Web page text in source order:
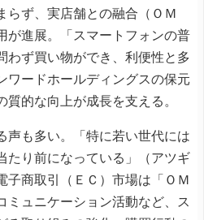
らず、実店舗との融合（ＯＭ
が進展。「スマートフォンの普
わず買い物ができ、利便性と多
ワードホールディングスの保元
的な向上が成長を支える。
も多い。「特に若い世代には
たり前になっている」（アツギ
子商取引（ＥＣ）市場は「ＯＭ
ミュニケーション活動など、ス